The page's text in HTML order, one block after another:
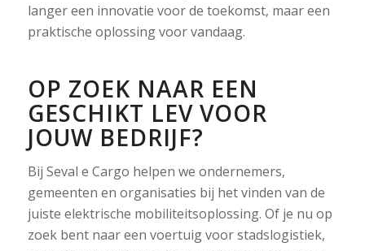
langer een innovatie voor de toekomst, maar een
praktische oplossing voor vandaag.
OP ZOEK NAAR EEN
GESCHIKT LEV VOOR
JOUW BEDRIJF?
Bij Seval e Cargo helpen we ondernemers,
gemeenten en organisaties bij het vinden van de
juiste elektrische mobiliteitsoplossing. Of je nu op
zoek bent naar een voertuig voor stadslogistiek,